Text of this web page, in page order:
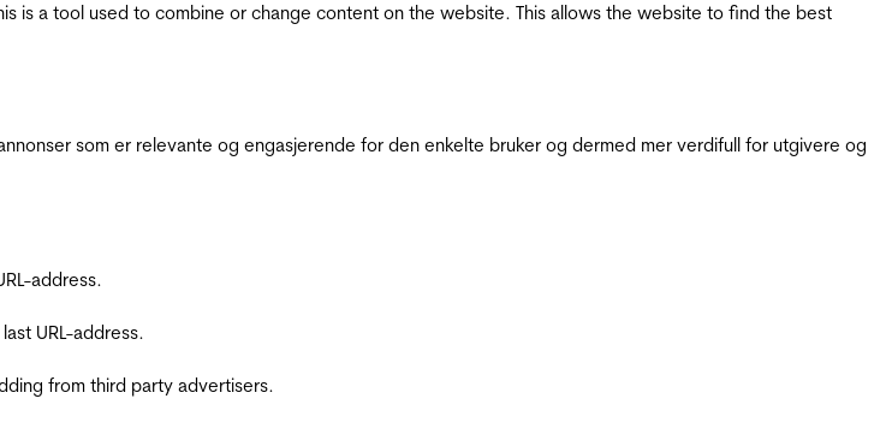
is a tool used to combine or change content on the website. This allows the website to find the best
som er relevante og engasjerende for den enkelte bruker og dermed mer verdifull for utgivere og
address.
URL-address.
from third party advertisers.